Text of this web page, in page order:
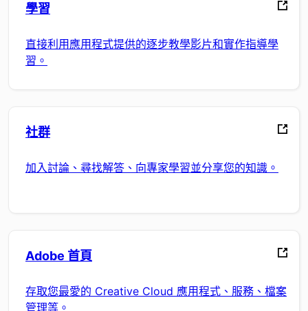
學習
直接利用應用程式提供的逐步教學影片和實作指導學
習。
社群
加入討論、尋找解答、向專家學習並分享您的知識。
Adobe 首頁
存取您最愛的 Creative Cloud 應用程式、服務、檔案
管理等。